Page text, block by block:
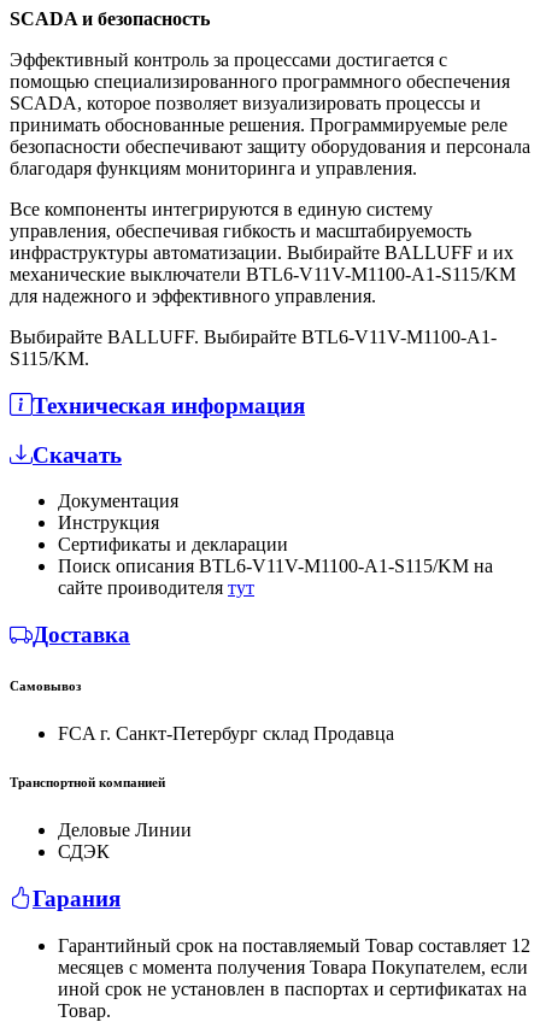
SCADA и безопасность
Эффективный контроль за процессами достигается с
помощью специализированного программного обеспечения
SCADA, которое позволяет визуализировать процессы и
принимать обоснованные решения. Программируемые реле
безопасности обеспечивают защиту оборудования и персонала
благодаря функциям мониторинга и управления.
Все компоненты интегрируются в единую систему
управления, обеспечивая гибкость и масштабируемость
инфраструктуры автоматизации. Выбирайте BALLUFF и их
механические выключатели BTL6-V11V-M1100-A1-S115/KM
для надежного и эффективного управления.
Выбирайте BALLUFF. Выбирайте BTL6-V11V-M1100-A1-
S115/KM.
Техническая информация
Скачать
Документация
Инструкция
Сертификаты и декларации
Поиск описания BTL6-V11V-M1100-A1-S115/KM на
сайте проиводителя тут
Доставка
Самовывоз
FCA г. Санкт-Петербург склад Продавца
Транспортной компанией
Деловые Линии
СДЭК
Гарания
Гарантийный срок на поставляемый Товар составляет 12
месяцев с момента получения Товара Покупателем, если
иной срок не установлен в паспортах и сертификатах на
Товар.